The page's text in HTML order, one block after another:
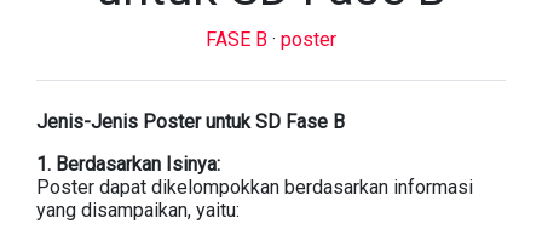
FASE B · poster
Jenis-Jenis Poster untuk SD Fase B
1. Berdasarkan Isinya:
Poster dapat dikelompokkan berdasarkan informasi
yang disampaikan, yaitu: